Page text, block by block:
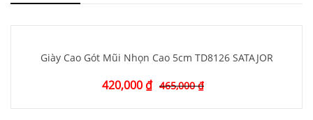
Giày Cao Gót Mũi Nhọn Cao 5cm TD8126 SATAJOR
465,000₫
420,000 ₫